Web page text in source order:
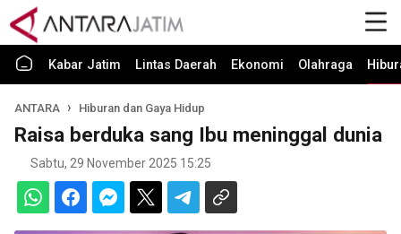
Kabar Jatim Lintas Daerah Ekonomi Olahraga
ANTARA Hiburan dan Gaya Hidup
Raisa berduka sang Ibu meninggal dunia
Sabtu, 29 November 2025 15:25